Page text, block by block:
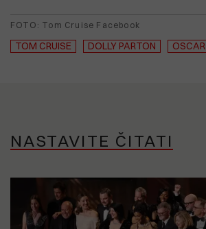
FOTO: Tom Cruise Facebook
TOM CRUISE DOLLY PARTON OSCAR
NASTAVITE ČITATI